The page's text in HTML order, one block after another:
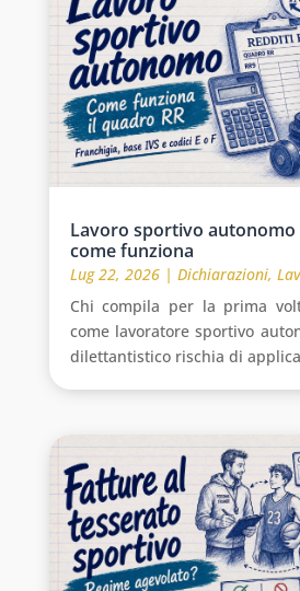
Lavoro sportivo autonomo
come funziona
Lug 22, 2026| Dichiarazioni,
Chi compila per la prima
come lavoratore sportivo
dilettantistico rischia di